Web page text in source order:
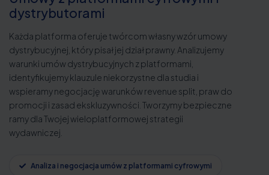
dystrybutorami
Każda platforma oferuje twórcom własny wzór umowy
dystrybucyjnej, który pisał jej dział prawny. Analizujemy
warunki umów dystrybucyjnych z platformami,
identyfikujemy klauzule niekorzystne dla studia i
wspieramy negocjację warunków revenue split, praw do
promocji i zasad ekskluzywności. Tworzymy bezpieczne
ramy dla Twojej wieloplatformowej strategii
wydawniczej.
Analiza i negocjacja umów z platformami cyfrowymi